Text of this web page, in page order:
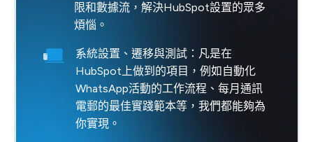
限和數據流，解決HubSpot設置的眾多
煩惱。
系統設置、遷移與測試：凡是在
HubSpot上做到的項目，例如自動化
WhatsApp活動的工作流程、每月通訊
電郵的最佳實踐範本等，我們都能夠為
你實現。